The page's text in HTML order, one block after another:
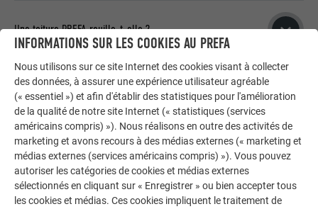
À PROPOS DE LA COUVERTURE
aux petits grêlons. En cas d’averse de grêle extrême, comme
avec tous les autres matériaux de couverture, certains
dommages fonctionnels sur la toiture ne sont pas à exclure.
À PROPOS DE LA GRÊLE
Une toiture PREFA rouille-t-elle ?
La corrosion des métaux désigne la destruction des métaux
suite à des réactions chimiques ou électrochimiques avec
leur environnement. Le type de corrosion le plus connu est le
phénomène de rouille pour le fer.
À PROPOS DE LA ROUILLE
LE CONSEIL DE L’EXPERT
LES BANDES D’ATTÉNUATION SONORE RENDENT LES
BARDEAUX DE TOITURE DS.19 SILENCIEUX
Les toitures en aluminium sont moins bruyantes qu'on ne le
INFORMATIONS SUR LES COOKIES AU PREFA
Nous utilisons sur ce site Internet des cookies visant à collecter
des données, à assurer une expérience utilisateur agréable
(« essentiel ») et afin d'établir des statistiques pour l'amélioration
de la qualité de notre site Internet (« statistiques (services
américains compris) »). Nous réalisons en outre des activités de
marketing et avons recours à des médias externes (« marketing et
médias externes (services américains compris) »). Vous pouvez
autoriser les catégories de cookies et médias externes
sélectionnés en cliquant sur « Enregistrer » ou bien accepter tous
les cookies et médias. Ces cookies impliquent le traitement de